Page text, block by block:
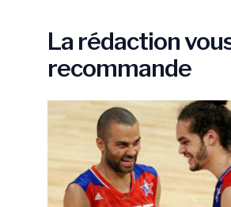
La rédaction
recommande